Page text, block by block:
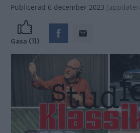
Publicerad 6 december 2023 (
Gasa (11)